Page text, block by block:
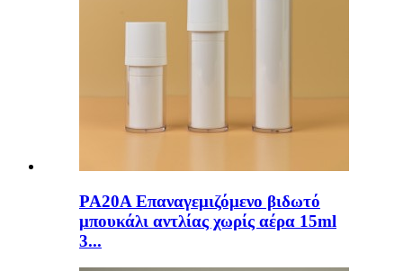
PA20A Επαναγεμιζόμενο βιδωτό
μπουκάλι αντλίας χωρίς αέρα 15ml
3...